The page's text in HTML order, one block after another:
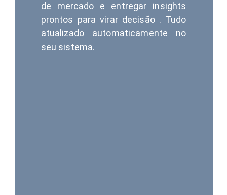
de mercado e entregar insights
prontos para virar decisão . Tudo
atualizado automaticamente no
seu sistema.